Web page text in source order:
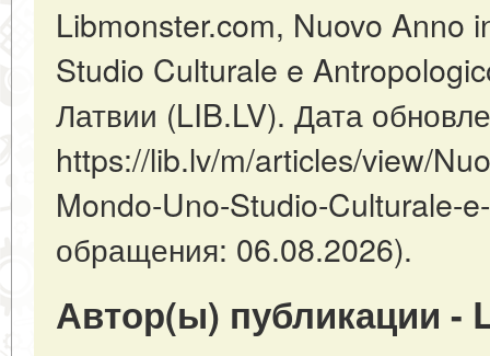
Libmonster.com, Nuovo Anno
Studio Culturale e
Латвии (LIB.LV). Дата
https://lib.lv/m/articles/view/
Mondo-Uno-Studio-Culturale-
обращения: 06.08.2026).
Автор(ы) публикации -